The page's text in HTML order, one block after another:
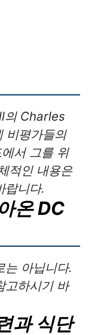
의 Charles
비평가들의
서 그를 위
적인 내용은
랍니다.
온 DC
는 아닙니다.
고하시기 바
과 식단